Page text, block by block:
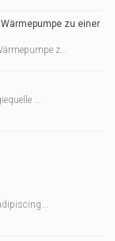
zu einer
z...
...